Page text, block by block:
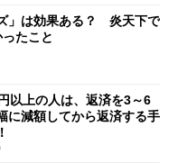
」は効果ある？ 炎天下で
たこと
以上の人は、返済を3～6
に減額してから返済する手